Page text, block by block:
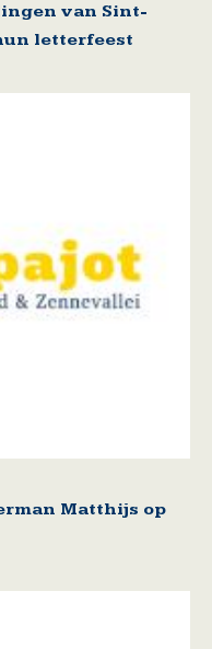
van Sint-
letterfeest
Matthijs op